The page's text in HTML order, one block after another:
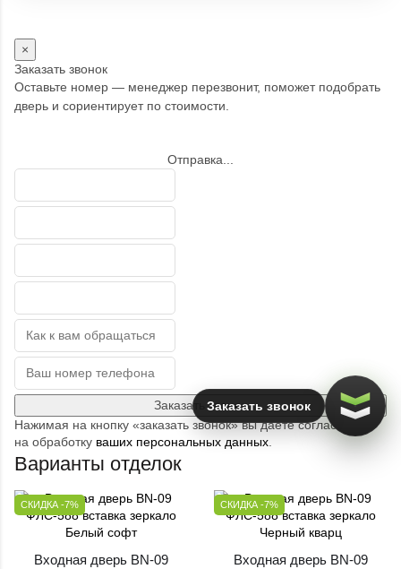
×
Заказать звонок
Оставьте номер — менеджер перезвонит, поможет подобрать
дверь и сориентирует по стоимости.
Отправка...
Заказать звонок
Нажимая на кнопку «заказать звонок» вы даете согласие
на обработку ваших персональных данных
Заказать звонок
Варианты отделок
СКИДКА -7%
Входная дверь BN-09
СКИДКА -7%
Входная дверь BN-09